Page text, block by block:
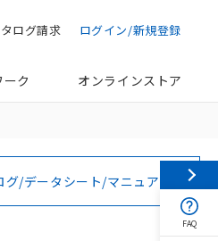
ログイン/新規登録
ログ請求
ク オンラインストア
グ/データシート/マニュアル
FAQ